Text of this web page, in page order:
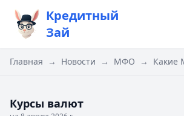
Кредитный
Зай
Главная → Новости → МФО → Какие
Курсы валют